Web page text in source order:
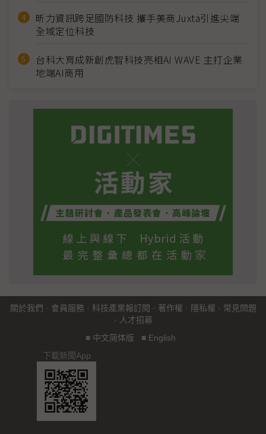
昕力資訊跨足國防科技 攜手美商Juxta引進尖端
全域定位科技
台科大育成新創虎智科技亮相AI WAVE 主打企業
地端AI商用
關於我們 · 會員服務 · 科技產業報訂閱 · 著作權 · 隱私權 · 常見問題
· 人才招募
■ 中文简体版 ■ English
下載新聞App